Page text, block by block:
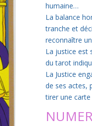
humaine…
La balance
tranche et
reconnaître
La justice est
du tarot
La Justice
de ses actes,
tirer une